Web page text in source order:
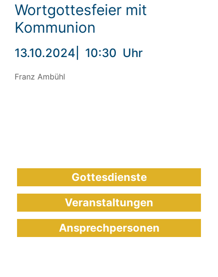
Wortgottesfeier mit
Kommunion
13.10.2024 10:30 Uhr
Franz Ambühl
Gottesdienste
Veranstaltungen
Ansprechpersonen